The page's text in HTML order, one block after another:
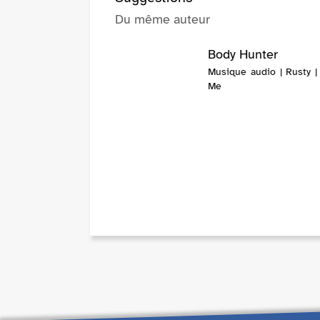
Du même auteur
Body Hunter
Musique audio | Rusty
Me